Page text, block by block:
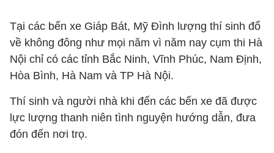
Tại các bến xe Giáp Bát, Mỹ Đình lượng thí sinh đổ
về không đông như mọi năm vì năm nay cụm thi Hà
Nội chỉ có các tỉnh Bắc Ninh, Vĩnh Phúc, Nam Định,
Hòa Bình, Hà Nam và TP Hà Nội.
Thí sinh và người nhà khi đến các bến xe đã được
lực lượng thanh niên tình nguyện hướng dẫn, đưa
đón đến nơi trọ.